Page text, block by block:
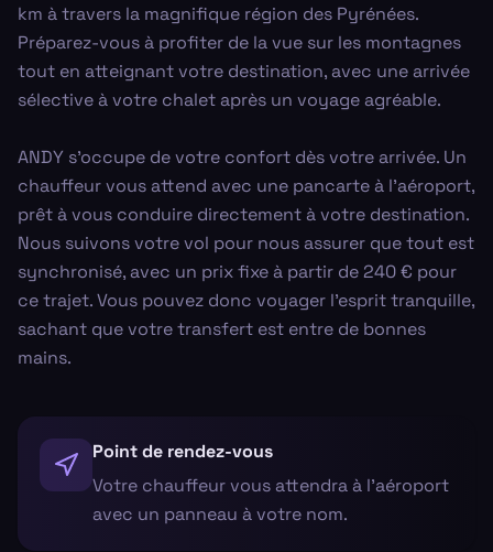
km à travers la magnifique région des Pyrénées.
Préparez-vous à profiter de la vue sur les montagnes
tout en atteignant votre destination, avec une arrivée
sélective à votre chalet après un voyage agréable.
ANDY s'occupe de votre confort dès votre arrivée. Un
chauffeur vous attend avec une pancarte à l'aéroport,
prêt à vous conduire directement à votre destination.
Nous suivons votre vol pour nous assurer que tout est
synchronisé, avec un prix fixe à partir de 240 € pour
ce trajet. Vous pouvez donc voyager l'esprit tranquille,
sachant que votre transfert est entre de bonnes
mains.
Point de rendez-vous
Votre chauffeur vous attendra à l'aéroport
avec un panneau à votre nom.